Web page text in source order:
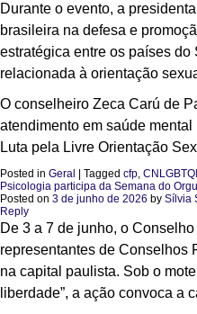
Durante o evento, a
brasileira na defesa e
estratégica entre os países do
relacionada à orientação
O conselheiro Zeca Carú de
atendimento em saúde
Luta pela Livre Orientação
Posted in Geral Tagged cfp,
Psicologia participa da Semana do
Posted on 3 de junho de 2026 by Sílvia
Reply
De 3 a 7 de junho, o
representantes de Conselhos
na capital paulista. Sob o
liberdade”, a ação convoca a